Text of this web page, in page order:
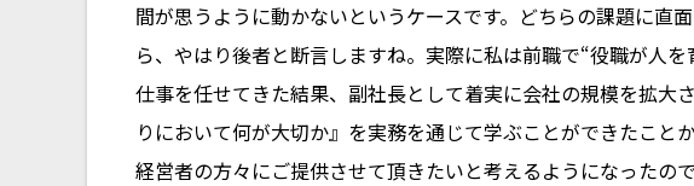
間が思うように動かないというケースです。どちらの課題に直
ら、やはり後者と断言しますね。実際に私は前職で“役職が人
仕事を任せてきた結果、副社長として着実に会社の規模を拡大
りにおいて何が大切か』を実務を通じて学ぶことができたこと
経営者の方々にご提供させて頂きたいと考えるようになったので